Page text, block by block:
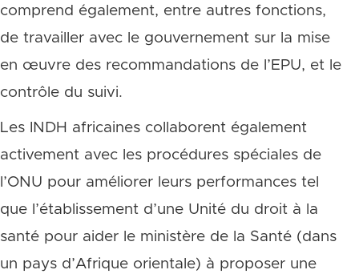
comprend également, entre autres fonctions,
de travailler avec le gouvernement sur la mise
en œuvre des recommandations de l’EPU, et le
contrôle du suivi.
Les INDH africaines collaborent également
activement avec les procédures spéciales de
l’ONU pour améliorer leurs performances tel
que l’établissement d’une Unité du droit à la
santé pour aider le ministère de la Santé (dans
un pays d’Afrique orientale) à proposer une